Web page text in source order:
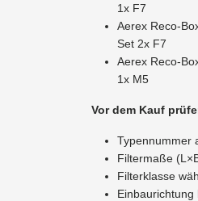
1x F7
Aerex Reco-
Set 2x F7
Aerex Reco-
1x M5
Vor dem Kauf
Typennummer
Filtermaße
Filterklasse